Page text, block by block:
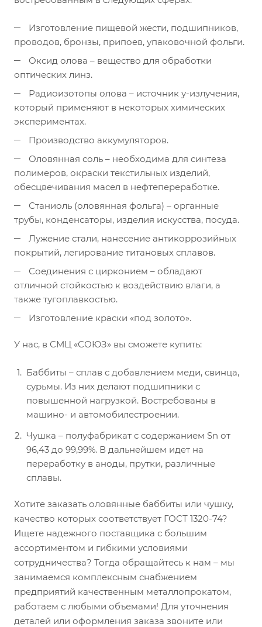
Изготовление пищевой жести, подшипников,
проводов, бронзы, припоев, упаковочной фольги.
Оксид олова – вещество для обработки
оптических линз.
Радиоизотопы олова – источник у-излучения,
который применяют в некоторых химических
экспериментах.
Производство аккумуляторов.
Оловянная соль – необходима для синтеза
полимеров, окраски текстильных изделий,
обесцвечивания масел в нефтепереработке.
Станиоль (оловянная фольга) – органные
трубы, конденсаторы, изделия искусства, посуда.
Лужение стали, нанесение антикоррозийных
покрытий, легирование титановых сплавов.
Соединения с цирконием – обладают
отличной стойкостью к воздействию влаги, а
также тугоплавкостью.
Изготовление краски «под золото».
У нас, в СМЦ «СОЮЗ» вы сможете купить:
Баббиты – сплав с добавлением меди, свинца,
сурьмы. Из них делают подшипники с
повышенной нагрузкой. Востребованы в
машино- и автомобилестроении.
Чушка – полуфабрикат с содержанием Sn от
96,43 до 99,99%. В дальнейшем идет на
переработку в аноды, прутки, различные
сплавы.
Хотите заказать оловянные баббиты или чушку,
качество которых соответствует ГОСТ 1320-74?
Ищете надежного поставщика с большим
ассортиментом и гибкими условиями
сотрудничества? Тогда обращайтесь к нам – мы
занимаемся комплексным снабжением
предприятий качественным металлопрокатом,
работаем с любыми объемами! Для уточнения
деталей или оформления заказа звоните или